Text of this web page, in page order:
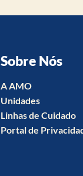
Sobre Nós
A AMO
Unidades
Linhas de Cuidado
Portal de